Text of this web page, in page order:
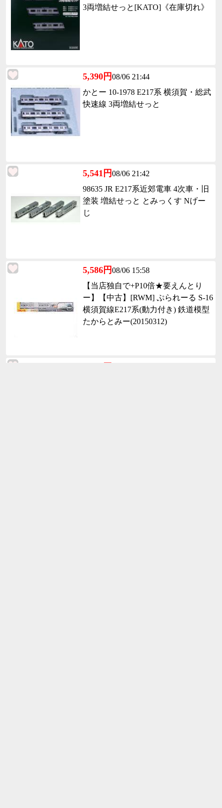
3両増結せっと[KATO]《在庫切れ》
5,390円08/06 21:44
かとー 10-1978 E217系 横須賀・総武
快速線 3両増結せっと
5,541円08/06 21:42
98635 JR E217系近郊電車 4次車・旧
塗装 増結せっと とみっくす Nげー
じ
5,586円08/06 15:58
【当店独自で+P10倍★要えんとり
ー】【中古】[RWM] ぷられーる S-16
横須賀線E217系(動力付き) 鉄道模型
たからとみー(20150312)